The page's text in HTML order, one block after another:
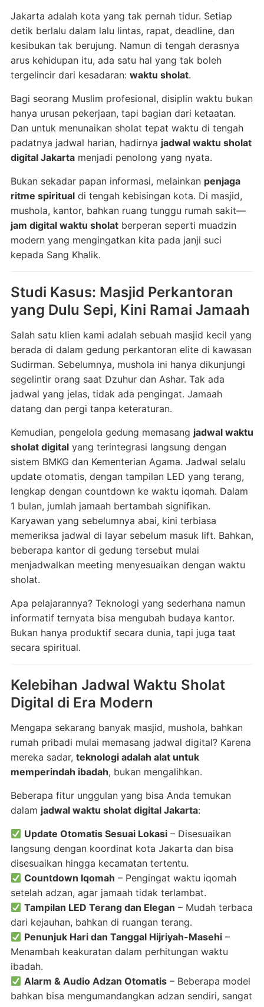
Jakarta adalah kota yang tak pernah tidur. Setiap
detik berlalu dalam lalu lintas, rapat, deadline, dan
kesibukan tak berujung. Namun di tengah derasnya
arus kehidupan itu, ada satu hal yang tak boleh
tergelincir dari kesadaran: waktu sholat.
Bagi seorang Muslim profesional, disiplin waktu bukan
hanya urusan pekerjaan, tapi bagian dari ketaatan.
Dan untuk menunaikan sholat tepat waktu di tengah
padatnya jadwal harian, hadirnya jadwal waktu sholat
digital Jakartamenjadi penolong yang nyata.
Bukan sekadar papan informasi, melainkan penjaga
ritme spiritualdi tengah kebisingan kota. Di masjid,
mushola, kantor, bahkan ruang tunggu rumah sakit—
jam digital waktu sholatberperan seperti muadzin
modern yang mengingatkan kita pada janji suci
kepada Sang Khalik.
Studi Kasus: Masjid Perkantoran
yang Dulu Sepi, Kini Ramai Jamaah
Salah satu klien kami adalah sebuah masjid kecil yang
berada di dalam gedung perkantoran elite di kawasan
Sudirman. Sebelumnya, mushola ini hanya dikunjungi
segelintir orang saat Dzuhur dan Ashar. Tak ada
jadwal yang jelas, tidak ada pengingat. Jamaah
datang dan pergi tanpa keteraturan.
Kemudian, pengelola gedung memasang jadwal waktu
sholat digitalyang terintegrasi langsung dengan
sistem BMKG dan Kementerian Agama. Jadwal selalu
update otomatis, dengan tampilan LED yang terang,
lengkap dengan countdown ke waktu iqomah. Dalam
1 bulan, jumlah jamaah bertambah signifikan.
Karyawan yang sebelumnya abai, kini terbiasa
memeriksa jadwal di layar sebelum masuk lift. Bahkan,
beberapa kantor di gedung tersebut mulai
menjadwalkan meeting menyesuaikan dengan waktu
sholat.
Apa pelajarannya? Teknologi yang sederhana namun
informatif ternyata bisa mengubah budaya kantor.
Bukan hanya produktif secara dunia, tapi juga taat
secara spiritual.
Kelebihan Jadwal Waktu Sholat
Digital di Era Modern
Mengapa sekarang banyak masjid, mushola, bahkan
rumah pribadi mulai memasang jadwal digital? Karena
mereka sadar, teknologi adalah alat untuk
memperindah ibadah, bukan mengalihkan.
Beberapa fitur unggulan yang bisa Anda temukan
dalam jadwal waktu sholat digital Jakarta:
Update Otomatis Sesuai Lokasi – Disesuaikan
langsung dengan koordinat kota Jakarta dan bisa
disesuaikan hingga kecamatan tertentu.
Countdown Iqomah – Pengingat waktu iqomah
setelah adzan, agar jamaah tidak terlambat.
Tampilan LED Terang dan Elegan – Mudah terbaca
dari kejauhan, bahkan di ruangan terang.
Penunjuk Hari dan Tanggal Hijriyah-Masehi –
Menambah keakuratan dalam perhitungan waktu
ibadah.
Alarm & Audio Adzan Otomatis – Beberapa model
bahkan bisa mengumandangkan adzan sendiri, sangat